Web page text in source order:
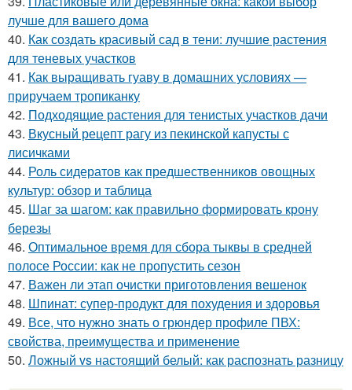
лучше для вашего дома
40. Как создать красивый сад в тени: лучшие растения
для теневых участков
41. Как выращивать гуаву в домашних условиях —
приручаем тропиканку
42. Подходящие растения для тенистых участков дачи
43. Вкусный рецепт рагу из пекинской капусты с
лисичками
44. Роль сидератов как предшественников овощных
культур: обзор и таблица
45. Шаг за шагом: как правильно формировать крону
березы
46. Оптимальное время для сбора тыквы в средней
полосе России: как не пропустить сезон
47. Важен ли этап очистки приготовления вешенок
48. Шпинат: супер-продукт для похудения и здоровья
49. Все, что нужно знать о грюндер профиле ПВХ:
свойства, преимущества и применение
50. Ложный vs настоящий белый: как распознать разницу